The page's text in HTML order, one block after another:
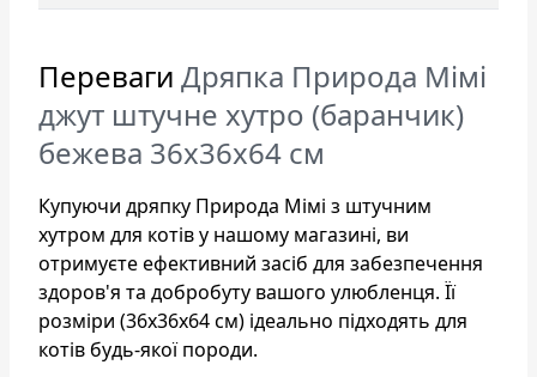
Переваги Дряпка Природа Мімі
джут штучне хутро (баранчик)
бежева 36x36x64 см
Купуючи дряпку Природа Мімі з штучним
хутром для котів у нашому магазині, ви
отримуєте ефективний засіб для забезпечення
здоров'я та добробуту вашого улюбленця. Її
розміри (36х36х64 см) ідеально підходять для
котів будь-якої породи.